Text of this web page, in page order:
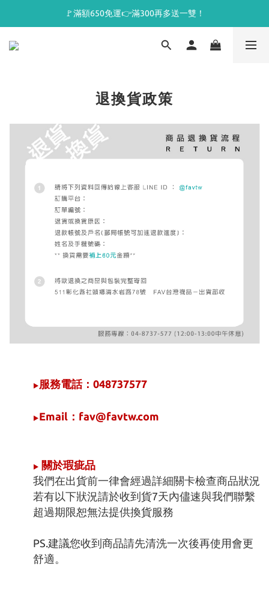
🚩滿額650免運👉滿300再多送一雙！
退換貨政策
► 服務電話：048737577
►Email：fav@favtw.com
► 關於瑕疵品
我們在出貨前一律會經過詳細關卡檢查商品狀況
若有以下狀況請於收到貨7天內儘速與我們聯繫
超過期限恕無法提供換貨服務
PS.建議您收到商品請先清洗一次後再使用會更
舒適。